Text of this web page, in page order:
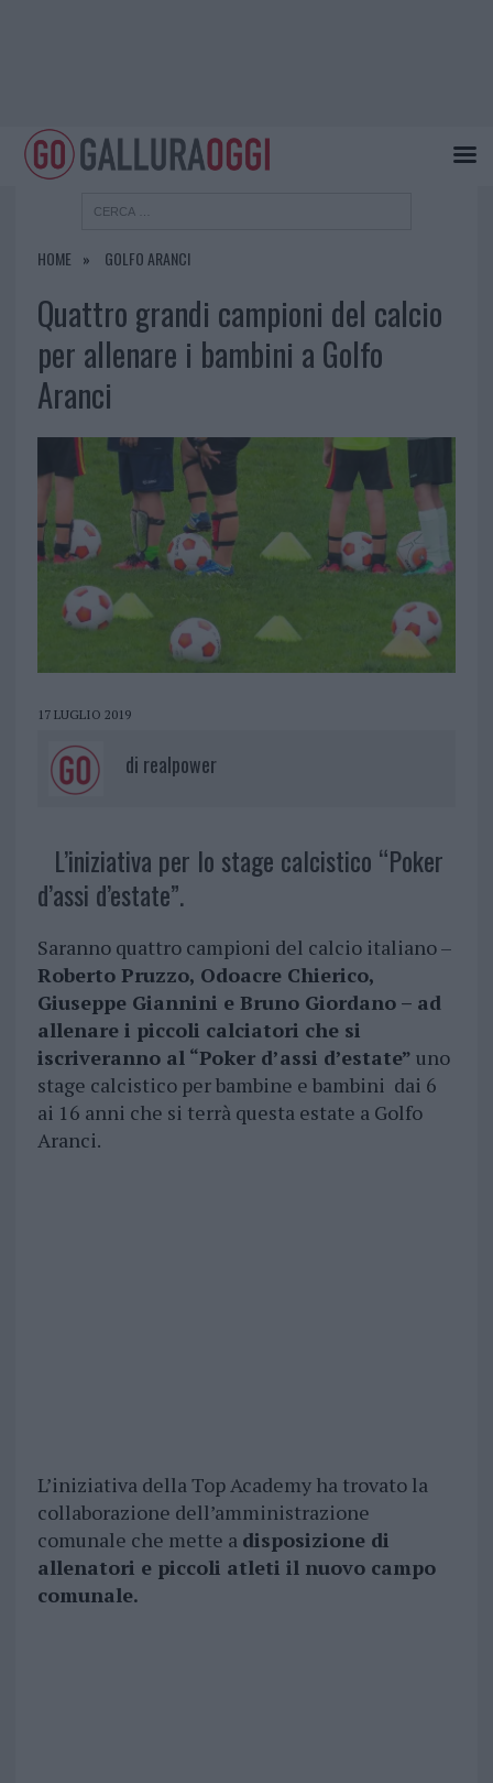
HOME GOLFO ARANCI
Quattro grandi campioni del calcio
per allenare i bambini a Golfo
Aranci
17 LUGLIO 2019
di realpower
L’iniziativa per lo stage calcistico “Poker
d’assi d’estate”.
Saranno quattro campioni del calcio italiano –
Roberto Pruzzo, Odoacre Chierico,
Giuseppe Giannini e Bruno Giordano – ad
allenare i piccoli calciatori che si
iscriveranno al “Poker d’assi d’estate” uno
stage calcistico per bambine e bambini dai 6
ai 16 anni che si terrà questa estate a Golfo
Aranci.
L’iniziativa della Top Academy ha trovato la
collaborazione dell’amministrazione
comunale che mette a disposizione di
allenatori e piccoli atleti il nuovo campo
comunale.